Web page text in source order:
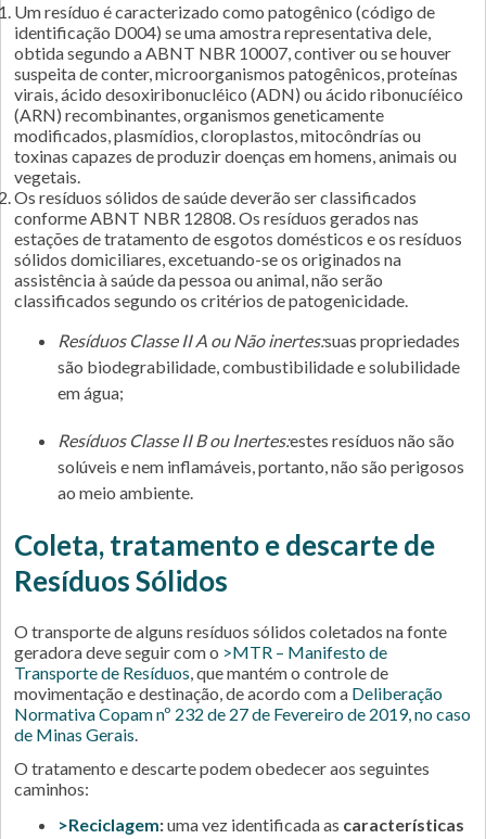
Um resíduo é caracterizado como patogênico (código de
identificação D004) se uma amostra representativa dele,
obtida segundo a ABNT NBR 10007, contiver ou se houver
suspeita de conter, microorganismos patogênicos, proteínas
virais, ácido desoxiribonucléico (ADN) ou ácido ribonucíéico
(ARN) recombinantes, organismos geneticamente
modificados, plasmídios, cloroplastos, mitocôndrías ou
toxinas capazes de produzir doenças em homens, animais ou
vegetais.
Os resíduos sólidos de saúde deverão ser classificados
conforme ABNT NBR 12808. Os resíduos gerados nas
estações de tratamento de esgotos domésticos e os resíduos
sólidos domiciliares, excetuando-se os originados na
assistência à saúde da pessoa ou animal, não serão
classificados segundo os critérios de patogenicidade.
Resíduos Classe II A ou Não inertes:suas propriedades
são biodegrabilidade, combustibilidade e solubilidade
em água;
Resíduos Classe II B ou Inertes:estes resíduos não são
solúveis e nem inflamáveis, portanto, não são perigosos
ao meio ambiente.
Coleta, tratamento e descarte de
Resíduos Sólidos
O transporte de alguns resíduos sólidos coletados na fonte
geradora deve seguir com o >MTR – Manifesto de
Transporte de Resíduos, que mantém o controle de
movimentação e destinação, de acordo com a Deliberação
Normativa Copam nº 232 de 27 de Fevereiro de 2019, no caso
de Minas Gerais.
O tratamento e descarte podem obedecer aos seguintes
caminhos:
>Reciclagem:uma vez identificada as características